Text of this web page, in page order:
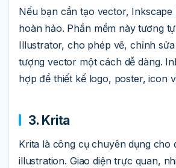
Nếu bạn cần tạo vector, Inkscape
hoàn hảo. Phần mềm này tương
Illustrator, cho phép vẽ, chỉnh
tượng vector một cách dễ dàng.
hợp để thiết kế logo, poster, icon
3. Krita
Krita là công cụ chuyên dụng cho
illustration. Giao diện trực quan,